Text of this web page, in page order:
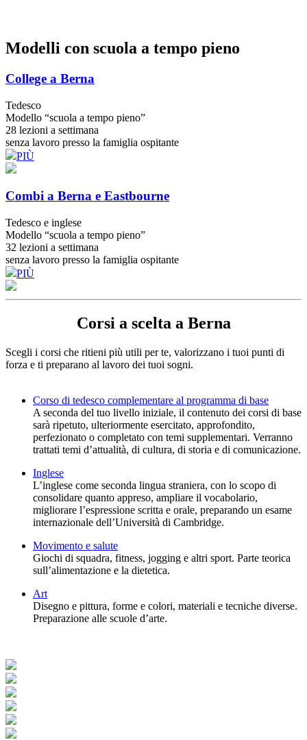
Modelli con scuola a tempo pieno
College a Berna
Tedesco
Modello “scuola a tempo pieno”
28 lezioni a settimana
senza lavoro presso la famiglia ospitante
PIÙ
Combi a Berna e Eastbourne
Tedesco e inglese
Modello “scuola a tempo pieno”
32 lezioni a settimana
senza lavoro presso la famiglia ospitante
PIÙ
Corsi a scelta a Berna
Scegli i corsi che ritieni più utili per te, valorizzano i tuoi punti di
forza e ti preparano al lavoro dei tuoi sogni.
Corso di tedesco complementare al programma di base
A seconda del tuo livello iniziale, il contenuto dei corsi di base
sarà ripetuto, ulteriormente esercitato, approfondito,
perfezionato o completato con temi supplementari. Verranno
trattati temi d’attualità, di cultura, di storia e di comunicazione.
Inglese
L’inglese come seconda lingua straniera, con lo scopo di
consolidare quanto appreso, ampliare il vocabolario,
migliorare l’espressione scritta e orale, preparando un esame
internazionale dell’Università di Cambridge.
Movimento e salute
Giochi di squadra, fitness, jogging e altri sport. Parte teorica
sull’alimentazione e la dietetica.
Art
Disegno e pittura, forme e colori, materiali e tecniche diverse.
Preparazione alle scuole d’arte.